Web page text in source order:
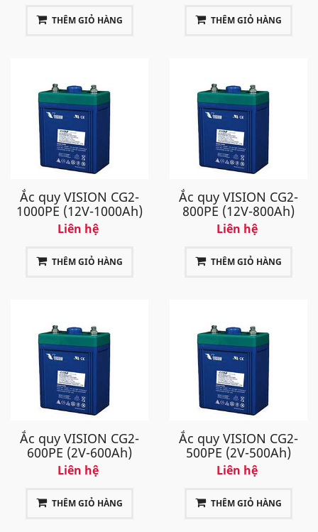
THÊM GIỎ HÀNG THÊM GIỎ HÀNG
Ắc quy VISION CG2-
1000PE (12V-1000Ah)
Liên hệ
THÊM GIỎ HÀNG
Ắc quy VISION CG2-
800PE (12V-800Ah)
Liên hệ
THÊM GIỎ HÀNG
Ắc quy VISION CG2-
600PE (2V-600Ah)
Liên hệ
THÊM GIỎ HÀNG
Ắc quy VISION CG2-
500PE (2V-500Ah)
Liên hệ
THÊM GIỎ HÀNG